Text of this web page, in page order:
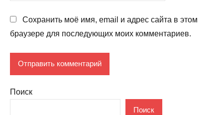
Сохранить моё имя, email и адрес сайта в этом
браузере для последующих моих комментариев.
Поиск
Поиск